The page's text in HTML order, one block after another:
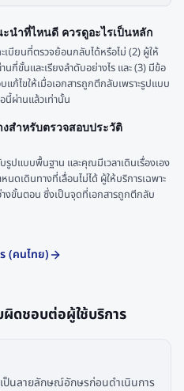
นำที่ไหนดี ควรดูอะไรเป็นหลัก
บียนที่ตรวจย้อนกลับได้หรือไม่ (2) ผู้ให้
กี่ขั้นและเรียงลำดับอย่างไร และ (3) มีข้อ
ไขให้เมื่อเอกสารถูกตีกลับเพราะรูปแบบ
นี้ผ่านแล้วเท่านั้น
งสำหรับตรวจสอบประวัติ
รูปแบบพื้นฐาน และคุณมีเวลาเดินเรื่องเอง
ดเดินทางที่เลื่อนไม่ได้ ผู้ให้บริการเฉพาะ
งขั้นตอน ซึ่งเป็นจุดที่เอกสารถูกตีกลับ
(คนไทย)
ดชอบต่อผู้ใช้บริการ
เป็นลายลักษณ์อักษรก่อนดำเนินการ